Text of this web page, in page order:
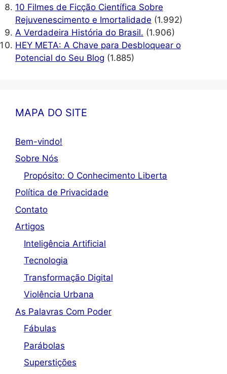
10 Filmes de Ficção Científica Sobre
Rejuvenescimento e Imortalidade (1.992)
A Verdadeira História do Brasil. (1.906)
HEY META: A Chave para Desbloquear o
Potencial do Seu Blog (1.885)
MAPA DO SITE
Bem-vindo!
Sobre Nós
Propósito: O Conhecimento Liberta
Política de Privacidade
Contato
Artigos
Inteligência Artificial
Tecnologia
Transformação Digital
Violência Urbana
As Palavras Com Poder
Fábulas
Parábolas
Superstições